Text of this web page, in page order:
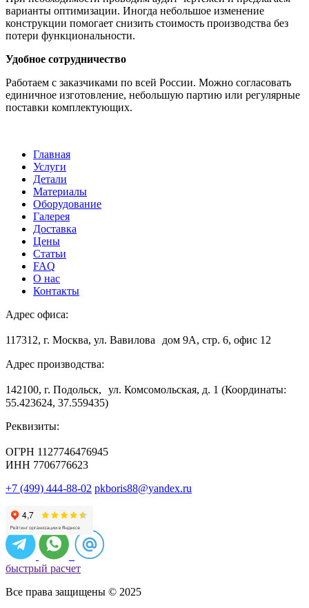
варианты оптимизации. Иногда небольшое изменение
конструкции помогает снизить стоимость производства без
потери функциональности.
Удобное сотрудничество
Работаем с заказчиками по всей России. Можно согласовать
единичное изготовление, небольшую партию или регулярные
поставки комплектующих.
Главная
Услуги
Детали
Материалы
Оборудование
Галерея
Доставка
Цены
Статьи
FAQ
О нас
Контакты
Адрес офиса:
117312, г. Москва, ул. Вавилова дом 9А, стр. 6, офис 12
Адрес производства:
142100, г. Подольск, ул. Комсомольская, д. 1 (Координаты:
55.423624, 37.559435)
Реквизиты:
ОГРН 1127746476945
ИНН 7706776623
+7 (499) 444-88-02 pkboris88@yandex.ru
быстрый расчет
Все права защищены © 2025